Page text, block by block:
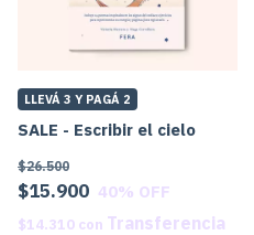
SALE - Escribir el cielo
$15.900
$26.500
40% OFF
LLEVÁ 3 Y PAGÁ 2
$14.310 con